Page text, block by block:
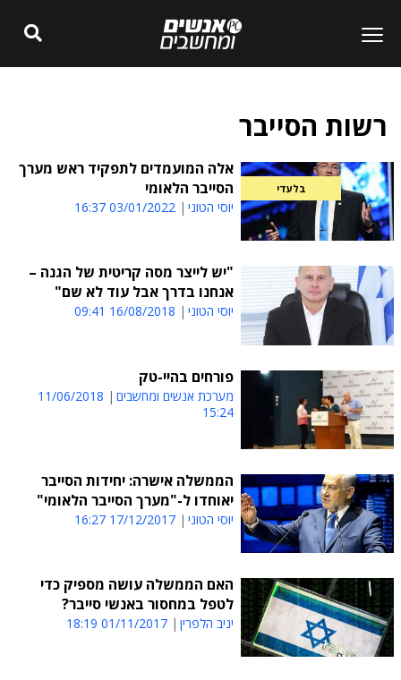
רשות הסייבר
בלעדי
אלה המועמדים לתפקיד ראש מערך
הסייבר הלאומי
יוסי הטוני 03/01/2022 16:37
"יש לייצר מסה קריטית של הגנה –
אנחנו בדרך אבל עוד לא שם"
יוסי הטוני 16/08/2018 09:41
פורחים בהיי-טק
מערכת אנשים ומחשבים
11/06/2018
15:24
הממשלה אישרה: יחידות הסייבר
יאוחדו ל-"מערך הסייבר הלאומי"
יוסי הטוני 17/12/2017 16:27
האם הממשלה עושה מספיק כדי
לטפל במחסור באנשי סייבר?
יניב הלפרין 01/11/2017 18:19